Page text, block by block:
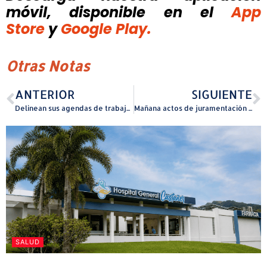
móvil, disponible
en el
App
Store y Google Play.
Otras Notas
ANTERIOR
Delinean sus agendas de trabajo en el Senado
SIGUIENTE
Mañana actos de juramentación del alcalde de Cataño
SALUD